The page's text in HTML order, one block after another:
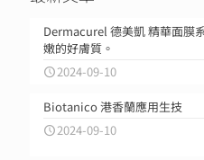
Dermacurel 德美凱 精華面膜
嫩的好膚質。
2024-09-10
Biotanico 港香蘭應用生技
2024-09-10